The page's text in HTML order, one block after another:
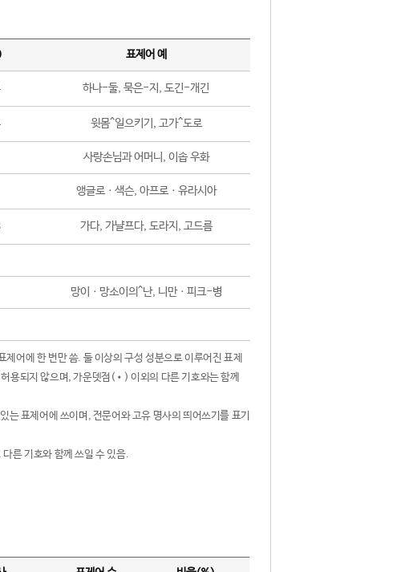
표제어 예
하나-둘, 묵은-지, 도긴-개긴
윗몸^일으키기, 고가^도로
사랑손님과 어머니, 이솝 우화
앵글로ㆍ색슨, 아프로ㆍ유라시아
가다, 가냘프다, 도라지, 고드름
망이ㆍ망소이의^난, 니만ㆍ피크-병
어에 한 번만 씀. 둘 이상의 구성 성분으로 이루어진 표제
용되지 않으며, 가운뎃점(•) 이외의 다른 기호와는 함께
표제어에 쓰이며, 전문어와 고유 명사의 띄어쓰기를 표기
른 기호와 함께 쓰일 수 있음.